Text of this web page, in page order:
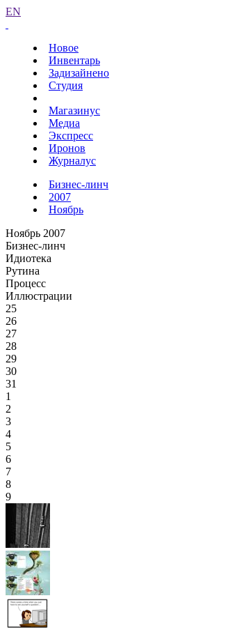
EN
Новое
Инвентарь
Задизайнено
Студия
Магазинус
Медиа
Экспресс
Иронов
Журналус
Бизнес-линч
2007
Ноябрь
Ноябрь 2007
Бизнес-линч
Идиотека
Рутина
Процесс
Иллюстрации
25
26
27
28
29
30
31
1
2
3
4
5
6
7
8
9